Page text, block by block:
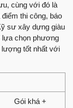
cùng với đó là
thi công, báo
sư xây dựng giàu
lựa chọn phương
tốt nhất với
Gói khá +